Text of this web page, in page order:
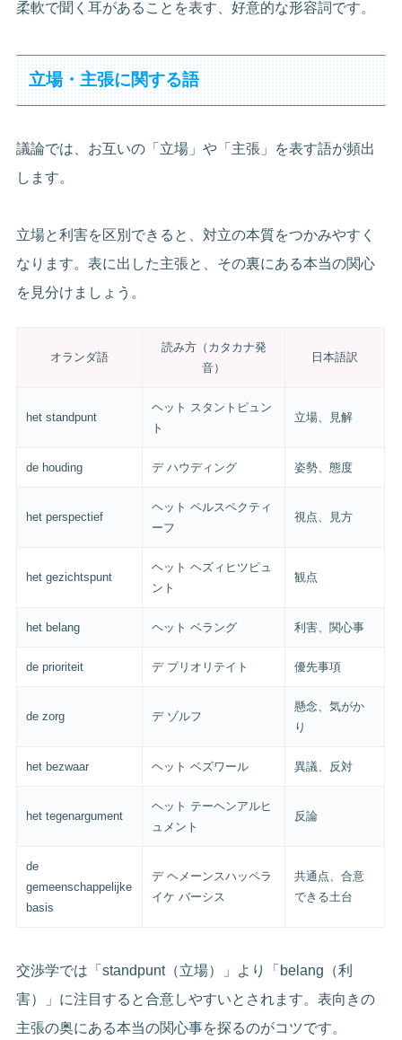
柔軟で聞く耳があることを表す、好意的な形容詞です。
立場・主張に関する語
議論では、お互いの「立場」や「主張」を表す語が頻出
します。
立場と利害を区別できると、対立の本質をつかみやすく
なります。表に出した主張と、その裏にある本当の関心
を見分けましょう。
オランダ語
読み方（カタカナ発
音）
日本語訳
het standpunt
ヘット スタントピュン
ト
立場、見解
de houding デ ハウディング 姿勢、態度
het perspectief
ヘット ペルスペクティ
ーフ
視点、見方
het gezichtspunt
ヘット ヘズィヒツピュ
ント
観点
het belang ヘット ベラング 利害、関心事
de prioriteit デ プリオリテイト 優先事項
de zorg デ ゾルフ
懸念、気がか
り
het bezwaar ヘット ベズワール 異議、反対
het tegenargument
ヘット テーヘンアルヒ
ュメント
反論
de
gemeenschappelijke
basis
デ ヘメーンスハッペラ
イケ バーシス
共通点、合意
できる土台
交渉学では「standpunt（立場）」より「belang（利
害）」に注目すると合意しやすいとされます。表向きの
主張の奥にある本当の関心事を探るのがコツです。